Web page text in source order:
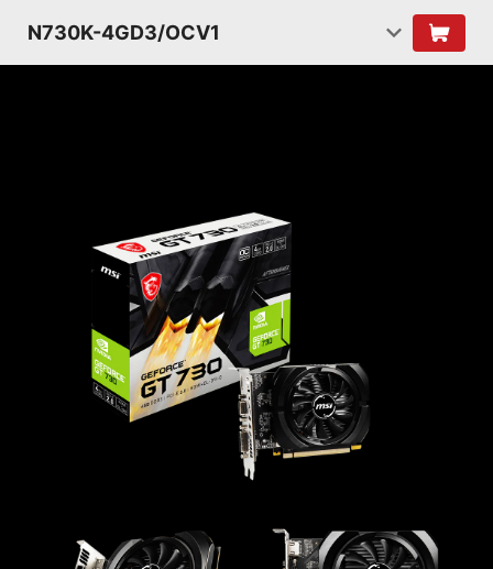
N730K-4GD3/OCV1